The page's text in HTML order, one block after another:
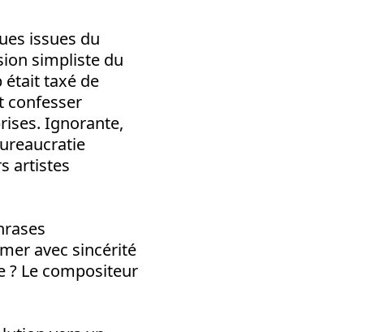
issues du
simpliste du
était taxé de
confesser
Ignorante,
artistes
avec sincérité
? Le compositeur